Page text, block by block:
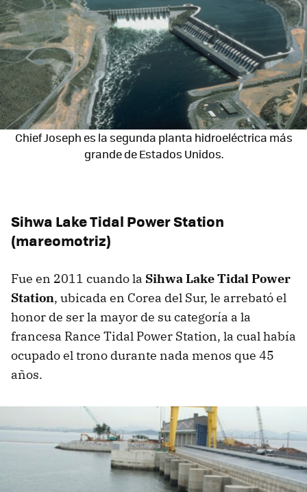
Chief Joseph es la segunda planta hidroeléctrica más
grande de Estados Unidos.
Sihwa Lake Tidal Power Station
(mareomotriz)
Fue en 2011 cuando la Sihwa Lake Tidal Power
Station, ubicada en Corea del Sur, le arrebató el
honor de ser la mayor de su categoría a la
francesa Rance Tidal Power Station, la cual había
ocupado el trono durante nada menos que 45
años.